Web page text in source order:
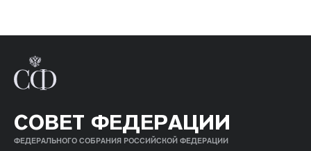
СОВЕТ ФЕДЕРАЦИИ
ФЕДЕРАЛЬНОГО СОБРАНИЯ РОССИЙСКОЙ ФЕДЕРАЦИИ